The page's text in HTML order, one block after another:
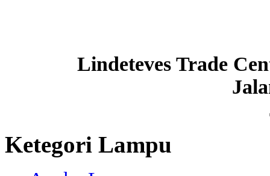
Lindeteves Trade
Ketegori Lampu